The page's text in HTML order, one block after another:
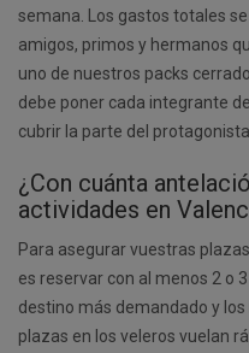
semana. Los gastos totales
amigos, primos y hermanos
uno de nuestros packs
debe poner cada integrante
cubrir la parte del
¿Con cuánta
actividades en
Para asegurar vuestras
es reservar con al menos 2 o
destino más demandado y
plazas en los veleros vuelan